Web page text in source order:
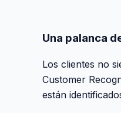
Una palanca
Los clientes no
Customer
están